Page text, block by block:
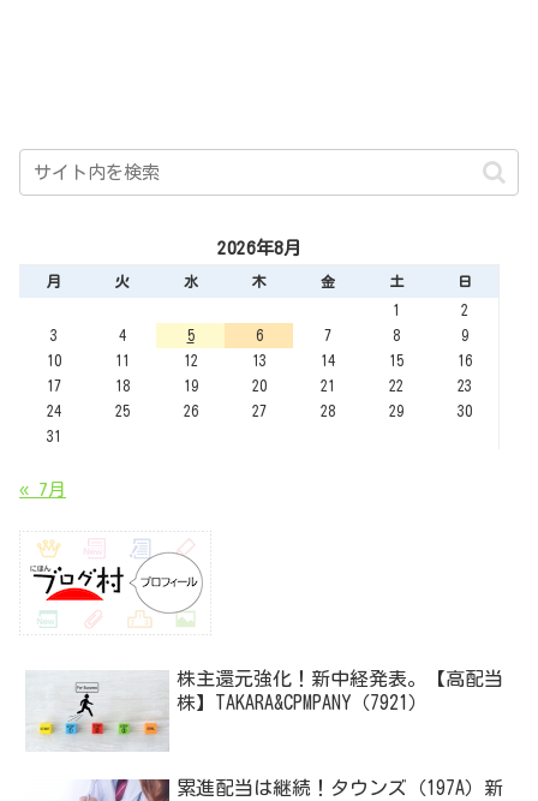
2026年8月
月 火 水 木 金 土
日
1
2
3
4 5 6 7 8
9
10
11 12 13 14 15
16
17
18 19 20 21 22
23
24
25 26 27 28 29
30
31
« 7月
株主還元強化！新中経発表。【高配当
株】TAKARA&CPMPANY（7921）
累進配当は継続！タウンズ（197A）新